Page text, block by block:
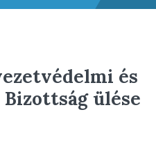
és
ülése